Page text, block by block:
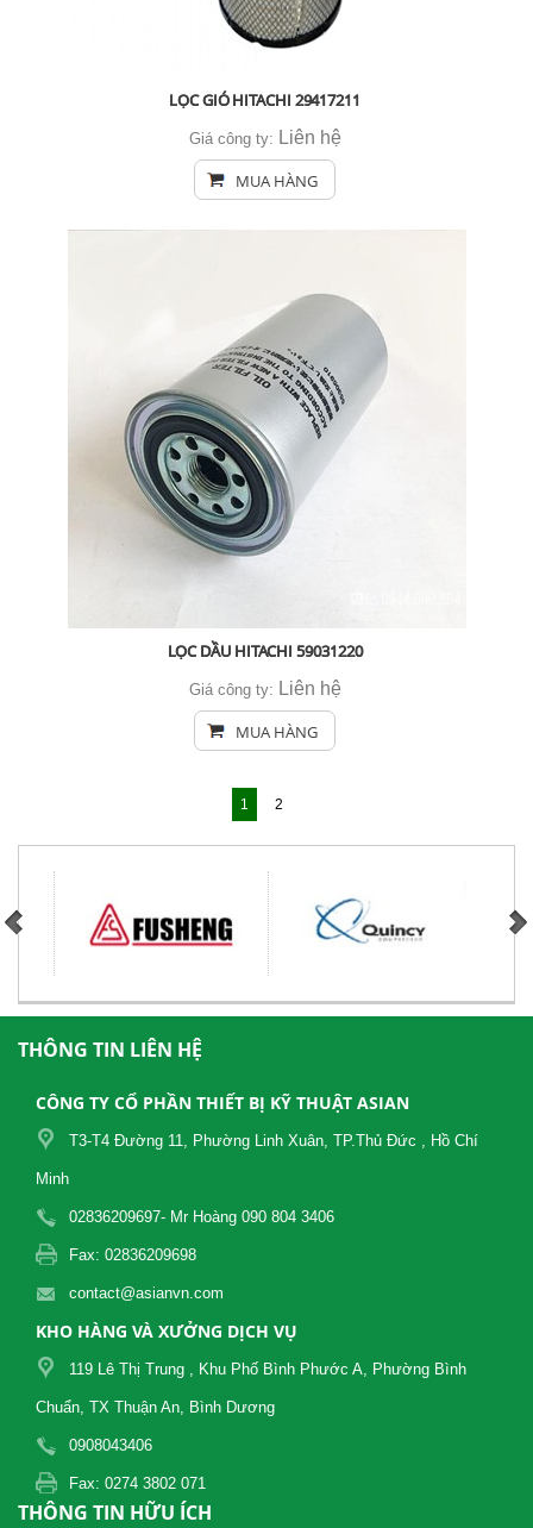
LỌC GIÓ HITACHI 29417211
Giá công ty: Liên hệ
MUA HÀNG
LỌC DẦU HITACHI 59031220
Giá công ty: Liên hệ
MUA HÀNG
1 2
THÔNG TIN LIÊN HỆ
CÔNG TY CỔ PHẦN THIẾT BỊ KỸ THUẬT ASIAN
T3-T4 Đường 11, Phường Linh Xuân, TP.Thủ Đức , Hồ Chí
Minh
02836209697- Mr Hoàng 090 804 3406
Fax: 02836209698
contact@asianvn.com
KHO HÀNG VÀ XƯỞNG DỊCH VỤ
119 Lê Thị Trung , Khu Phố Bình Phước A, Phường Bình
Chuẩn, TX Thuận An, Bình Dương
0908043406
Fax: 0274 3802 071
THÔNG TIN HỮU ÍCH